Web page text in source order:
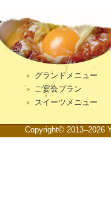
グランドメニュー
ご宴会プラン
スイーツメニュー
Copyright© 2013–2026